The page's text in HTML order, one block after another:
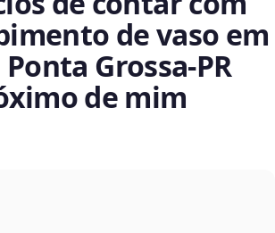
de vaso em
Grossa‑PR
de mim